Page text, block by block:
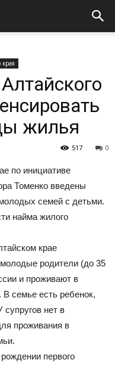
жилья
0
517
по инициативе
Томенко введены
семей с детьми.
найма жилого
крае
родители (до 35
и проживают в
В семье есть ребенок,
супругов нет в
проживания в
первого